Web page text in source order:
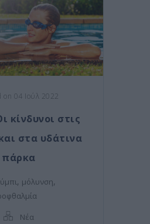
on 04 Ιούλ 2022
κίνδυνοι στις
στα υδάτινα
πάρκα
, μόλυνση,
Νέα